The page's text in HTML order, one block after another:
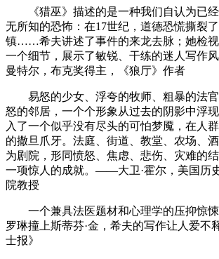
《猎巫》描述的是一种我们自认为已
无所知的恐怖：在17世纪，道德恐慌撕裂
镇……希夫讲述了事件的来龙去脉；她检
一个细节，展示了敏锐、干练的迷人写作
曼特尔，布克奖得主，《狼厅》作者
易怒的少女、浮夸的牧师、粗暴的法
怒的邻居，一个个形象从过去的阴影中浮
入了一个似乎没有尽头的可怕梦魇，在人
的撒旦爪牙。法庭、街道、教堂、农场、
为剧院，形同愤怒、焦虑、悲伤、灾难的
一项惊人的成就。——大卫·霍尔，美国历
院教授
一个兼具法医题材和心理学的压抑惊
罗琳撞上斯蒂芬·金，希夫的写作让人爱
士报》